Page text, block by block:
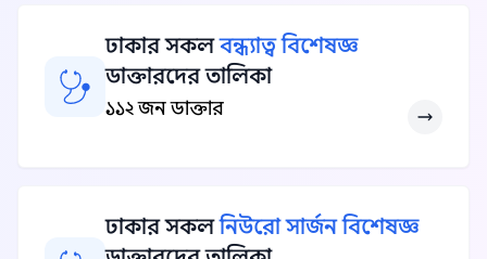
ঢাকার সকলবন্ধ্যাত্ব বিশেষজ্ঞ
ডাক্তারদের তালিকা
১১২ জন ডাক্তার
ঢাকার সকলনিউরো সার্জন বিশেষজ্ঞ